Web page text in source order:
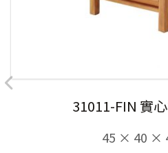
31011-FIN 實
45 × 40 ×